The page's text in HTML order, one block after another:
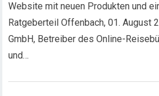
Website mit neuen Produkten und
Ratgeberteil Offenbach, 01. August
GmbH, Betreiber des Online-
und…